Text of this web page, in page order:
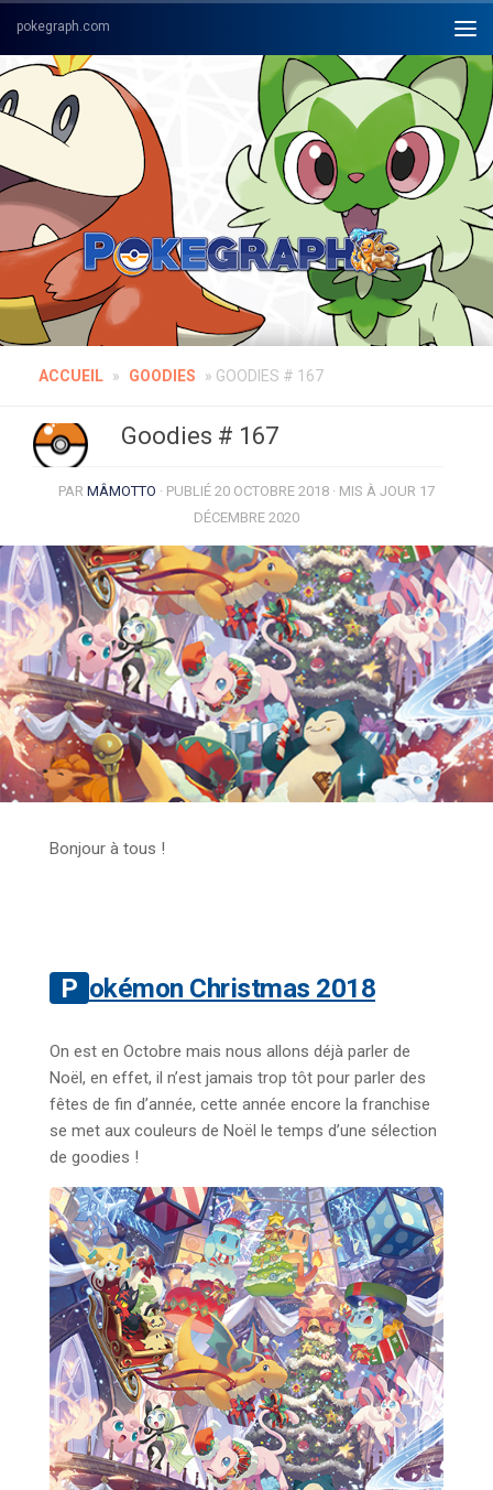
Skip to content
ACCUEIL » GOODIES » GOODIES # 167
Goodies # 167
PAR MÂMOTTO · PUBLIÉ 20 OCTOBRE 2018 · MIS À JOUR 17
DÉCEMBRE 2020
Bonjour à tous !
Pokémon Christmas 2018
On est en Octobre mais nous allons déjà parler de
Noël, en effet, il n’est jamais trop tôt pour parler des
fêtes de fin d’année, cette année encore la franchise
se met aux couleurs de Noël le temps d’une sélection
de goodies !